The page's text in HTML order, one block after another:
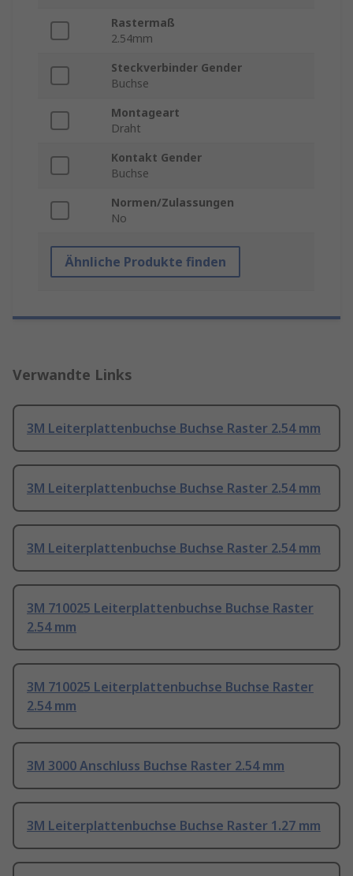
Rastermaß
2.54mm
Steckverbinder Gender
Buchse
Montageart
Draht
Kontakt Gender
Buchse
Normen/Zulassungen
No
Ähnliche Produkte finden
Verwandte Links
3M Leiterplattenbuchse Buchse Raster 2.54 mm
3M Leiterplattenbuchse Buchse Raster 2.54 mm
3M Leiterplattenbuchse Buchse Raster 2.54 mm
3M 710025 Leiterplattenbuchse Buchse Raster
2.54 mm
3M 710025 Leiterplattenbuchse Buchse Raster
2.54 mm
3M 3000 Anschluss Buchse Raster 2.54 mm
3M Leiterplattenbuchse Buchse Raster 1.27 mm